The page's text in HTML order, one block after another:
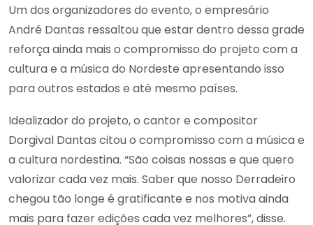
Um dos organizadores do evento, o empresário
André Dantas ressaltou que estar dentro dessa grade
reforça ainda mais o compromisso do projeto com a
cultura e a música do Nordeste apresentando isso
para outros estados e até mesmo países.
Idealizador do projeto, o cantor e compositor
Dorgival Dantas citou o compromisso com a música e
a cultura nordestina. “São coisas nossas e que quero
valorizar cada vez mais. Saber que nosso Derradeiro
chegou tão longe é gratificante e nos motiva ainda
mais para fazer edições cada vez melhores”, disse.